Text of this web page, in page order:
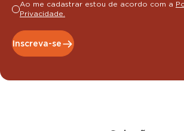
Ao me cadastrar estou de acordo com a
Privacidade.
Inscreva-se